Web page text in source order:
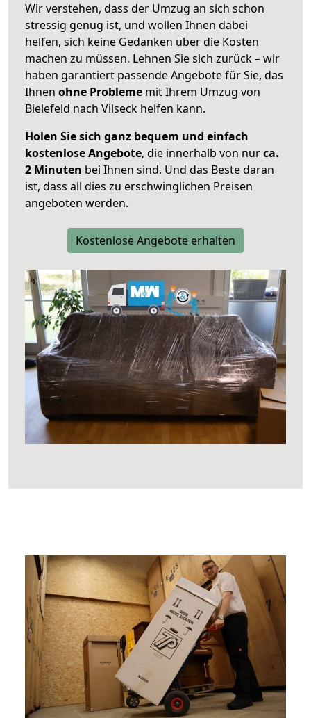
Wir verstehen, dass der Umzug an sich schon
stressig genug ist, und wollen Ihnen dabei
helfen, sich keine Gedanken über die Kosten
machen zu müssen. Lehnen Sie sich zurück – wir
haben garantiert passende Angebote für Sie, das
Ihnen ohne Probleme mit Ihrem Umzug von
Bielefeld nach Vilseck helfen kann.
Holen Sie sich ganz bequem und einfach
kostenlose Angebote, die innerhalb von nurca.
2 Minuten bei Ihnen sind. Und das Beste daran
ist, dass all dies zu erschwinglichen Preisen
angeboten werden.
Kostenlose Angebote erhalten